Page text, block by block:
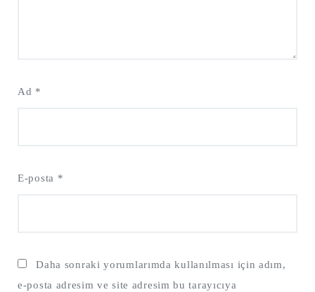
Ad *
E-posta *
Daha sonraki yorumlarımda kullanılması için adım,
e-posta adresim ve site adresim bu tarayıcıya